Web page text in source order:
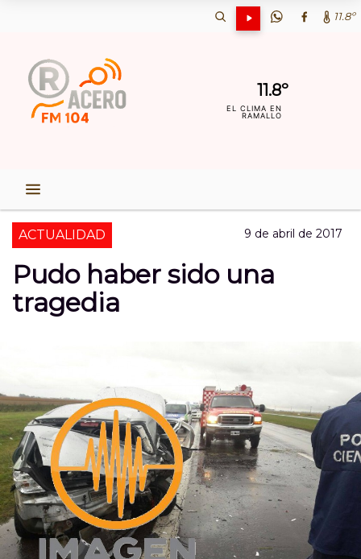
11.8º
11.8º
EL CLIMA EN
RAMALLO
ACTUALIDAD 9 de abril de 2017
Pudo haber sido una
tragedia